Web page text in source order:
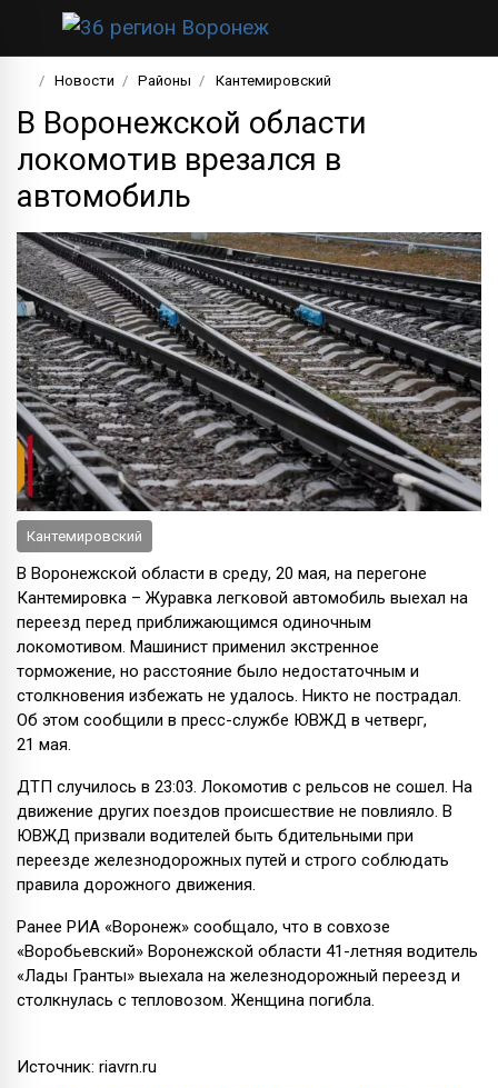
Новости Районы Кантемировский
В Воронежской области
локомотив врезался в
автомобиль
Кантемировский
В Воронежской области в среду, 20 мая, на перегоне
Кантемировка – Журавка легковой автомобиль выехал на
переезд перед приближающимся одиночным
локомотивом. Машинист применил экстренное
торможение, но расстояние было недостаточным и
столкновения избежать не удалось. Никто не пострадал.
Об этом сообщили в пресс-службе ЮВЖД в четверг,
21 мая.
ДТП случилось в 23:03. Локомотив с рельсов не сошел. На
движение других поездов происшествие не повлияло. В
ЮВЖД призвали водителей быть бдительными при
переезде железнодорожных путей и строго соблюдать
правила дорожного движения.
Ранее РИА «Воронеж» сообщало, что в совхозе
«Воробьевский» Воронежской области 41-летняя водитель
«Лады Гранты» выехала на железнодорожный переезд и
столкнулась с тепловозом. Женщина погибла.
Источник: riavrn.ru